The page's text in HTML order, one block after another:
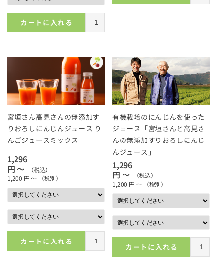
カートに入れる
宮垣さん高見さんの無添加す
りおろしにんじんジュース り
んごジュースミックス
1,296
円 ～
（税込）
1,200 円 ～ （税別）
カートに入れる
有機栽培のにんじんを使った
ジュース「宮垣さんと高見さ
んの無添加すりおろしにんじ
んジュース」
1,296
円 ～
（税込）
1,200 円 ～ （税別）
カートに入れる